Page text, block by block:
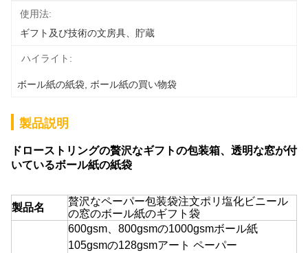
使用法:
ギフト及び技術の文房具、貯蔵
ハイライト:
ボール紙の紙袋 ボール紙の買い物袋
製品説明
ドローストリングの贅沢なギフトの包装箱、透明な窓が付
いているボール紙の紙袋
製品名
贅沢なペーパー包装袋注文ポリ塩化ビニール
の窓のボール紙のギフト袋
600gsm、800gsmの1000gsmボール紙
105gsmの128gsmアート ペーパー